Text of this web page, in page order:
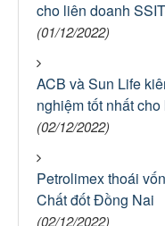
cho liên doanh
(01/12/2022)
ACB và Sun Life
nghiệm tốt nhất
(02/12/2022)
Petrolimex thoái
Chất đốt Đồng Nai
(02/12/2022)